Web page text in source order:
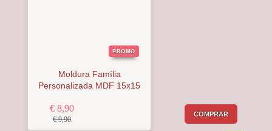
PROMO
Moldura Família
Personalizada MDF 15x15
€ 8,90
€ 9,90
COMPRAR